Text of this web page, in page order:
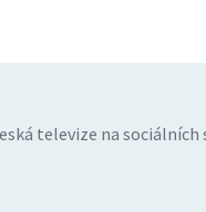
televize na sociálních